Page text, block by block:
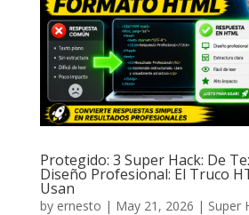
Protegido: 3 Super Hack: De
Diseño Profesional: El Truco
Usan
by ernesto | May 21, 2026 | Super